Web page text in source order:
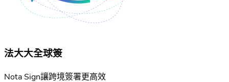
法大大全球簽
Nota Sign讓跨境簽署更高效